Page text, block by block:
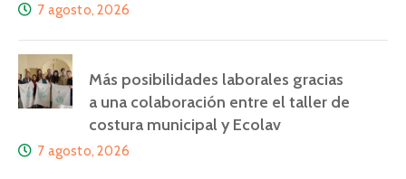
7 agosto, 2026
Más posibilidades laborales gracias
a una colaboración entre el taller de
costura municipal y Ecolav
7 agosto, 2026